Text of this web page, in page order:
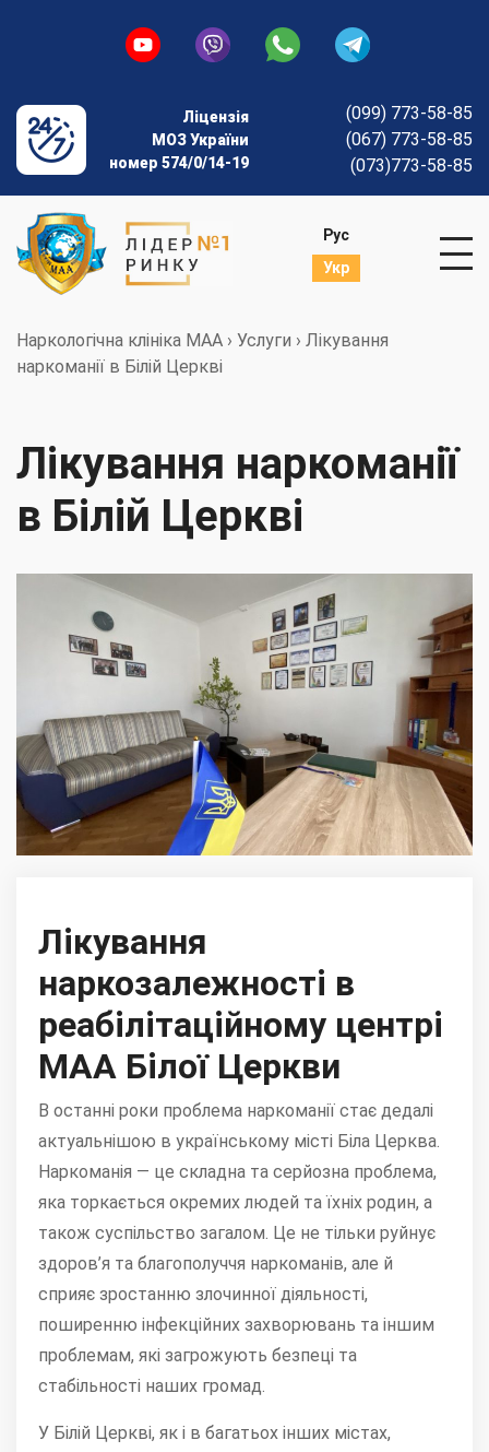
Ліцензія
МОЗ України
номер 574/0/14-19
(099) 773-58-85
(067) 773-58-85
(073)773-58-85
Рус
Укр
Наркологічна клініка МАА › Услуги › Лікування
наркоманії в Білій Церкві
Лікування наркоманії
в Білій Церкві
Лікування
наркозалежності в
реабілітаційному центрі
МАА Білої Церкви
В останні роки проблема наркоманії стає дедалі
актуальнішою в українському місті Біла Церква.
Наркоманія — це складна та серйозна проблема,
яка торкається окремих людей та їхніх родин, а
також суспільство загалом. Це не тільки руйнує
здоров’я та благополуччя наркоманів, але й
сприяє зростанню злочинної діяльності,
поширенню інфекційних захворювань та іншим
проблемам, які загрожують безпеці та
стабільності наших громад.
У Білій Церкві, як і в багатьох інших містах,